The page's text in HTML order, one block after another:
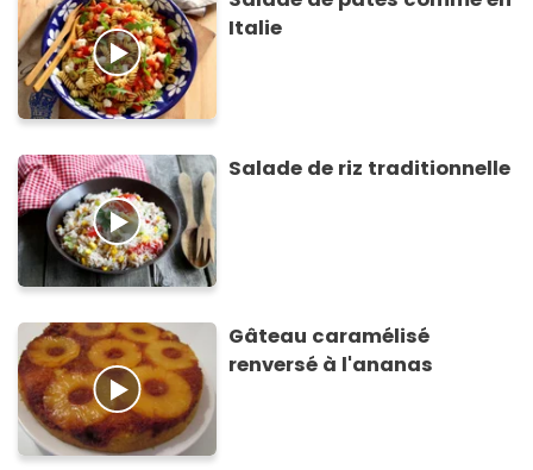
Italie
Salade de riz traditionnelle
Gâteau caramélisé
renversé à l'ananas